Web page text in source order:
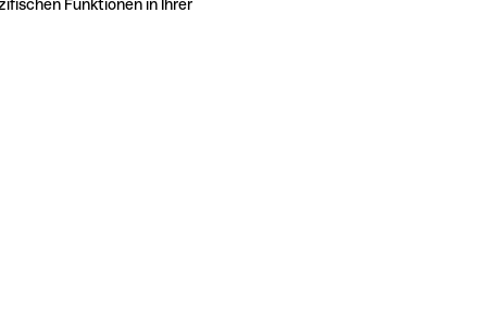
Funktionen in Ihrer